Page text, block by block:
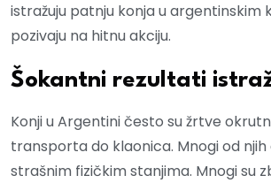
istražuju patnju konja u argentinskim
pozivaju na hitnu akciju.
Šokantni rezultati
Konji u Argentini često su žrtve
transporta do klaonica. Mnogi od njih
strašnim fizičkim stanjima. Mnogi su